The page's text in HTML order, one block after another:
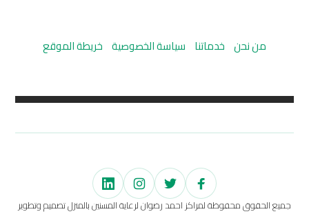
من نحن خدماتنا سياسة الخصوصية خريطة الموقع
جميع الحقوق محفوظة لمراكز احمد رضوان لرعاية المسنين بالمنزل تصميم وتطوير